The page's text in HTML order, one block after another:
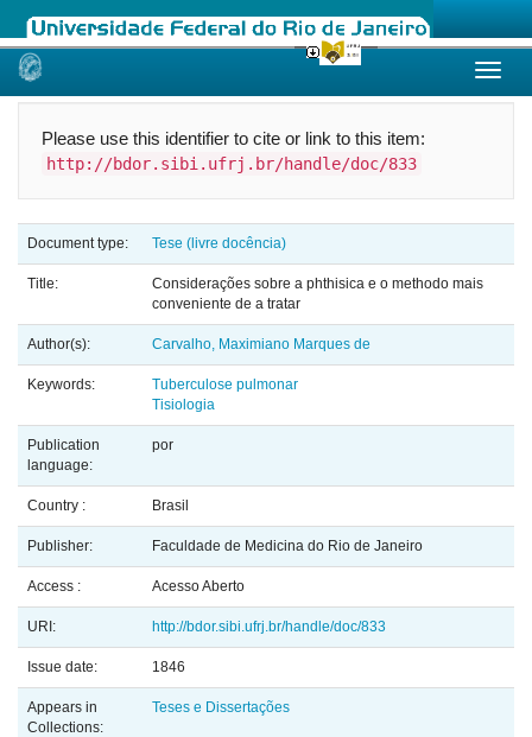
Skip
Please use this identifier to cite or link to this item:
http://bdor.sibi.ufrj.br/handle/doc/833
Document type: Tese (livre docência)
Title:
Considerações sobre a phthisica e o methodo mais
conveniente de a tratar
Author(s): Carvalho, Maximiano Marques de
Keywords:
Tuberculose pulmonar
Tisiologia
Publication
language:
por
Country : Brasil
Publisher: Faculdade de Medicina do Rio de Janeiro
Access : Acesso Aberto
URI: http://bdor.sibi.ufrj.br/handle/doc/833
Issue date: 1846
Appears in
Collections:
Teses e Dissertações